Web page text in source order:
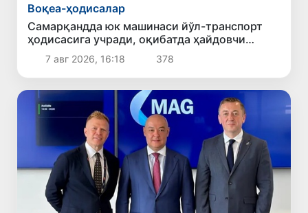
Воқеа-ҳодисалар
Самарқандда юк машинаси йўл-транспорт
ҳодисасига учради, оқибатда ҳайдовчи
ҳалок бўлди
7 авг 2026, 16:18 378